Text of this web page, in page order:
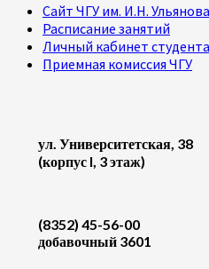
Сайт ЧГУ им. И.Н. Ульянова
Расписание занятий
Личный кабинет студента
Приемная комиссия ЧГУ
ул. Университетская, 38
(корпус I, 3 этаж)
(8352) 45-56-00
добавочный 3601